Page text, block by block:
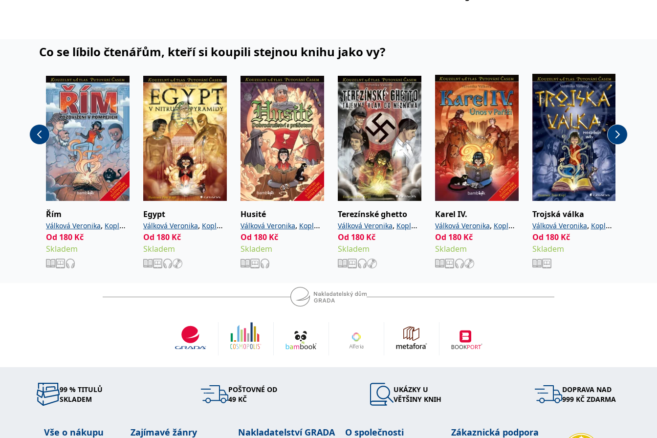
Co se líbilo čtenářům, kteří si koupili stejnou knihu jako vy?
Řím
Válková Veronika, Kopl
Petr
Od 180 Kč
Skladem
Egypt
Válková Veronika, Kopl
Petr
Od 180 Kč
Skladem
Husité
Válková Veronika, Kopl
Petr
Od 180 Kč
Skladem
Terezínské ghetto
Válková Veronika, Kopl
Petr
Od 180 Kč
Skladem
Karel IV.
Válková Veronika, Kopl
Petr
Od 180 Kč
Skladem
Trojská válka
Válková Veronika, Kopl
Petr
Od 180 Kč
Skladem
99 % TITULŮ
SKLADEM
POŠTOVNÉ OD
49 KČ
UKÁZKY U
VĚTŠINY KNIH
DOPRAVA NAD
999 KČ ZDARMA
Vše o nákupu Zajímavé žánry Nakladatelství GRADA O společnosti Zákaznická podpora